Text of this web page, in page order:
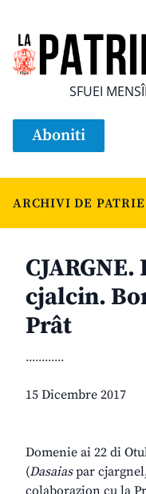
SFUEI
Aboniti
ARCHIVI DE PATRIE
cjalcin.
Prât
............
15 Dicembre 2017
Domenie ai 22 di
(Dasaiaspar